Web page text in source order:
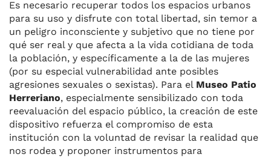
Es necesario recuperar todos los espacios urbanos
para su uso y disfrute con total libertad, sin temor a
un peligro inconsciente y subjetivo que no tiene por
qué ser real y que afecta a la vida cotidiana de toda
la población, y específicamente a la de las mujeres
(por su especial vulnerabilidad ante posibles
agresiones sexuales o sexistas). Para el Museo Patio
Herreriano, especialmente sensibilizado con toda
reevaluación del espacio público, la creación de este
dispositivo refuerza el compromiso de esta
institución con la voluntad de revisar la realidad que
nos rodea y proponer instrumentos para